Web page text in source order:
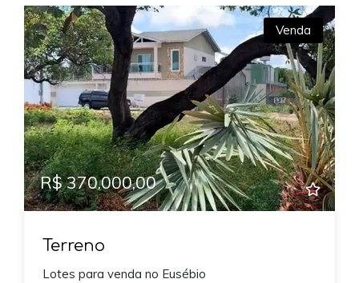
Venda
R$ 370.000,00
Terreno
Lotes para venda no Eusébio